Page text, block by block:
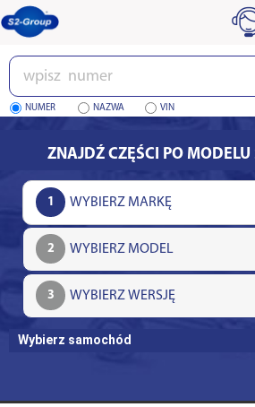
Wpisz
numer
NUMER NAZWA VIN
ZNAJDŹ CZĘŚCI PO
1
2
3
Wybierz samochód